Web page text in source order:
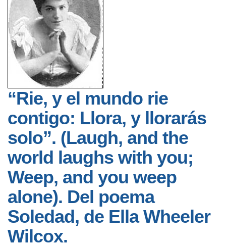
“Rie, y el mundo rie
contigo: Llora, y llorarás
solo”. (Laugh, and the
world laughs with you;
Weep, and you weep
alone). Del poema
Soledad, de Ella Wheeler
Wilcox.